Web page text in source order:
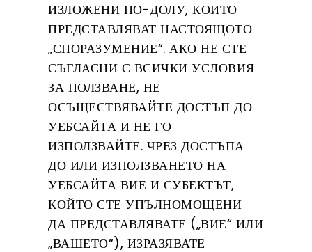
ИЗЛОЖЕНИ ПО-ДОЛУ, КОИТО
ПРЕДСТАВЛЯВАТ НАСТОЯЩОТО
„СПОРАЗУМЕНИЕ“. АКО НЕ СТЕ
СЪГЛАСНИ С ВСИЧКИ УСЛОВИЯ
ЗА ПОЛЗВАНЕ, НЕ
ОСЪЩЕСТВЯВАЙТЕ ДОСТЪП ДО
УЕБСАЙТА И НЕ ГО
ИЗПОЛЗВАЙТЕ. ЧРЕЗ ДОСТЪПА
ДО ИЛИ ИЗПОЛЗВАНЕТО НА
УЕБСАЙТА ВИЕ И СУБЕКТЪТ,
КОЙТО СТЕ УПЪЛНОМОЩЕНИ
ДА ПРЕДСТАВЛЯВАТЕ („ВИЕ“ ИЛИ
„ВАШЕТО“), ИЗРАЗЯВАТЕ